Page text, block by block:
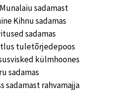
sadamast
sadamas
sadamas
tuletõrjedepoos
külmhoones
rahvamajja